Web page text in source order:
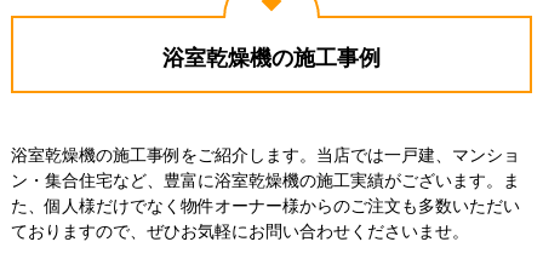
浴室乾燥機の施工事例
浴室乾燥機の施工事例をご紹介します。当店では一戸建、マンショ
ン・集合住宅など、豊富に浴室乾燥機の施工実績がございます。ま
た、個人様だけでなく物件オーナー様からのご注文も多数いただい
ておりますので、ぜひお気軽にお問い合わせくださいませ。